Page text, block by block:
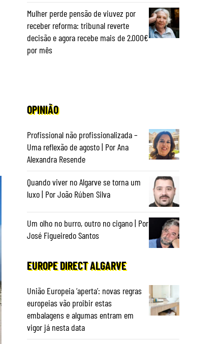
Mulher perde pensão de viuvez por
receber reforma: tribunal reverte
decisão e agora recebe mais de 2.000€
por mês
OPINIÃO
Profissional não profissionalizada –
Uma reflexão de agosto | Por Ana
Alexandra Resende
Quando viver no Algarve se torna um
luxo | Por João Rúben Silva
Um olho no burro, outro no cigano | Por
José Figueiredo Santos
EUROPE DIRECT ALGARVE
União Europeia ‘aperta’: novas regras
europeias vão proibir estas
embalagens e algumas entram em
vigor já nesta data